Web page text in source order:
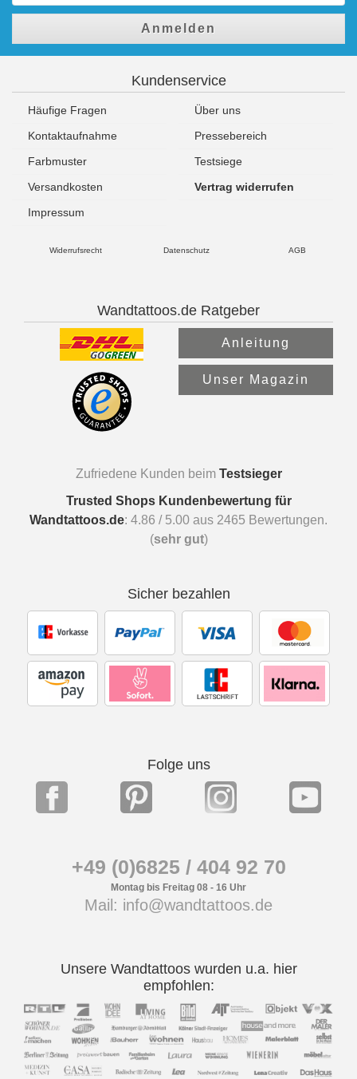
Anmelden
Kundenservice
Häufige Fragen
Über uns
Kontaktaufnahme
Pressebereich
Farbmuster
Testsiege
Versandkosten
Vertrag widerrufen
Impressum
Widerrufsrecht Datenschutz AGB
Wandtattoos.de Ratgeber
Anleitung
Unser Magazin
Zufriedene Kunden beim Testsieger
Trusted Shops Kundenbewertung für
Wandtattoos.de: 4.86 / 5.00 aus 2465 Bewertungen.
(sehr gut)
Sicher bezahlen
Folge uns
+49 (0)6825 / 404 92 70
Montag bis Freitag 08 - 16 Uhr
Mail: info@wandtattoos.de
Unsere Wandtattoos wurden u.a. hier
empfohlen: